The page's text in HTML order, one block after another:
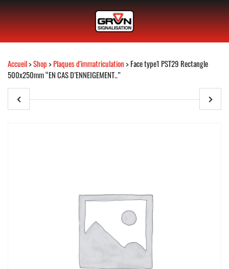
Accueil>Shop>Plaques d'immatriculation> Face type1 PST29 Rectangle
500x250mm “EN CAS D’ENNEIGEMENT..”